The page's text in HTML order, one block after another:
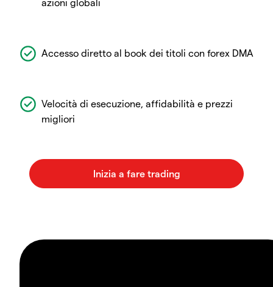
azioni globali
Accesso diretto al book dei titoli con forex DMA
Velocità di esecuzione, affidabilità e prezzi
migliori